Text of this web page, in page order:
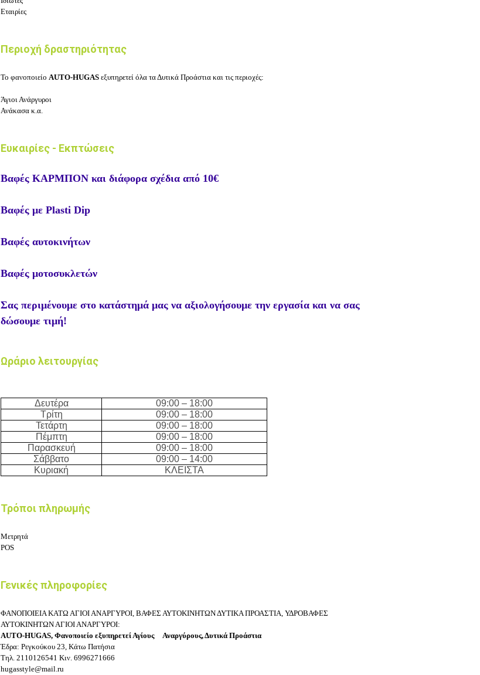
Εταιρίες
Περιοχή δραστηριότητας
Το φανοποιείο AUTO-HUGAS εξυπηρετεί όλα τα Δυτικά Προάστια και τις περιοχές:
Άγιοι Ανάργυροι
Ανάκασα κ.α.
Ευκαιρίες - Εκπτώσεις
Βαφές ΚΑΡΜΠΟΝ και διάφορα σχέδια από 10€
Βαφές με Plasti Dip
Βαφές αυτοκινήτων
Βαφές μοτοσυκλετών
Σας περιμένουμε στο κατάστημά μας να αξιολογήσουμε την εργασία και να σας
δώσουμε τιμή!
Ωράριο λειτουργίας
Δευτέρα
09:00 – 18:00
Τρίτη
09:00 – 18:00
Τετάρτη
09:00 – 18:00
Πέμπτη
09:00 – 18:00
Παρασκευή
09:00 – 18:00
Σάββατο
09:00 – 14:00
Κυριακή
ΚΛΕΙΣΤΑ
Τρόποι πληρωμής
Μετρητά
POS
Γενικές πληροφορίες
ΦΑΝΟΠΟΙEIΑ ΚΑΤΩ ΑΓΙΟΙ ΑΝΑΡΓΥΡΟΙ, ΒΑΦΕΣ ΑΥΤΟΚΙΝΗΤΩΝ ΔΥΤΙΚΑ ΠΡΟΑΣΤΙΑ, ΥΔΡΟΒΑΦΕΣ
ΑΥΤΟΚΙΝΗΤΩΝ ΑΓΙΟΙ ΑΝΑΡΓΥΡΟΙ:
AUTO-HUGAS, Φανοποιείο εξυπηρετεί Αγίους
Αναργύρους, Δυτικά Προάστια
Έδρα: Ρεγκούκου 23, Κάτω Πατήσια
Τηλ. 2110126541 Κιν. 6996271666
hugasstyle@mail.ru